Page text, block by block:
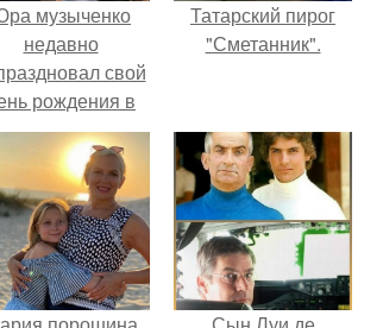
музыченко
недавно
свой
рождения в
кругу самых
и родных
людей.
Татарский пирог
"Сметанник".